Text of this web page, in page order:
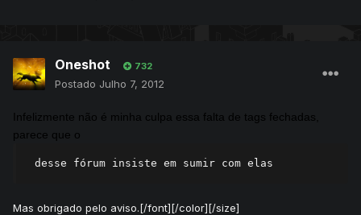
Oneshot 732
Postado Julho 7, 2012
Infelizmente não é minha culpa essa falta de tags fechadas,
parece que o
desse fórum insiste em sumir com elas
Mas obrigado pelo aviso.[/font][/color][/size]